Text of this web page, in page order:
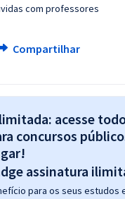
com professores
Compartilhar
acesse
concursos
para os seus estudos